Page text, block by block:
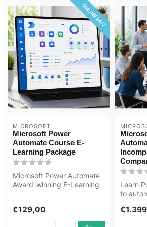
ONLINE 24/7
MICROSOFT
Microsoft Power
Automate Course E-
Learning Package
Microsoft Power Automate
Award-winning E-Learning
€129,00
Learn
to
training